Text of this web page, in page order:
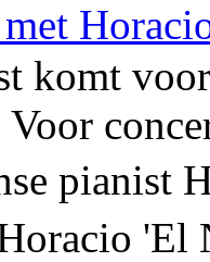
komt
Voor
pianist